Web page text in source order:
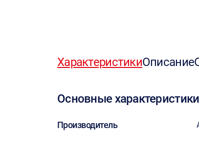
ХарактеристикиОписание
Основные характеристики
Производитель